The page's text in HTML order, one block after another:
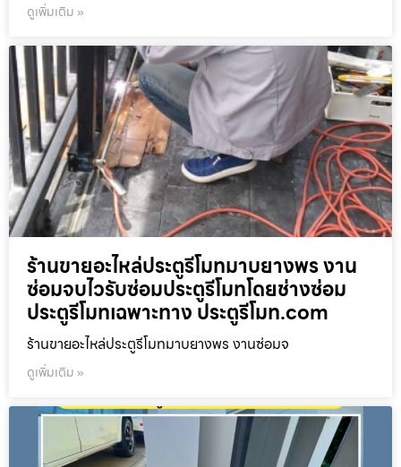
ดูเพิ่มเติม »
ร้านขายอะไหล่ประตูรีโมทมาบยางพร งาน
ซ่อมจบไวรับซ่อมประตูรีโมทโดยช่างซ่อม
ประตูรีโมทเฉพาะทาง ประตูรีโมท.com
ร้านขายอะไหล่ประตูรีโมทมาบยางพร งานซ่อมจ
ดูเพิ่มเติม »